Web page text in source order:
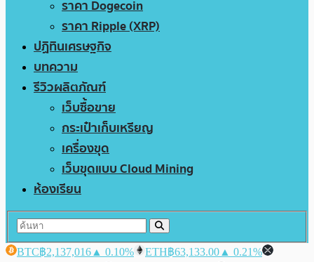
ราคา Dogecoin
ราคา Ripple (XRP)
ปฏิทินเศรษฐกิจ
บทความ
รีวิวผลิตภัณฑ์
เว็บซื้อขาย
กระเป๋าเก็บเหรียญ
เครื่องขุด
เว็บขุดแบบ Cloud Mining
ห้องเรียน
BTC฿2,137,016 ▲ 0.10% ETH฿63,133.00 ▲ 0.21%